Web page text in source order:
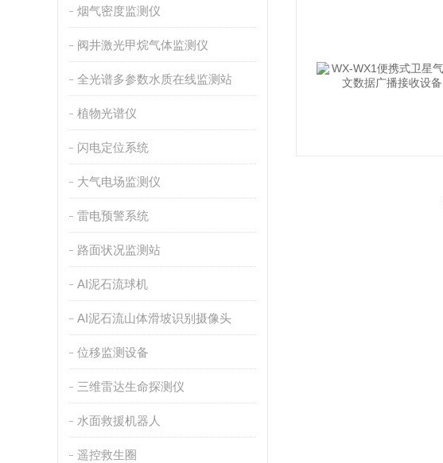
烟气密度监测仪
阀井激光甲烷气体监测仪
全光谱多参数水质在线监测站
植物光谱仪
闪电定位系统
大气电场监测仪
雷电预警系统
路面状况监测站
AI泥石流球机
AI泥石流山体滑坡识别摄像头
位移监测设备
三维雷达生命探测仪
水面救援机器人
遥控救生圈